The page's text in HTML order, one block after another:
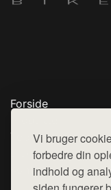
Vi bruger
forbedre din
indhold og
Forside
Top Rabatter
Blog
Kontakt